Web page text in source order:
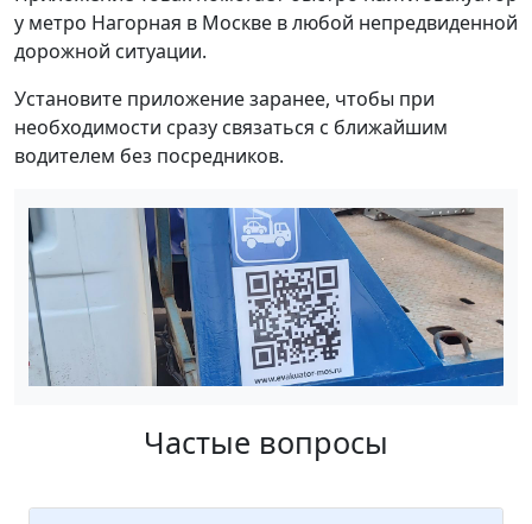
у метро Нагорная в Москве в любой непредвиденной
дорожной ситуации.
Установите приложение заранее, чтобы при
необходимости сразу связаться с ближайшим
водителем без посредников.
Частые вопросы